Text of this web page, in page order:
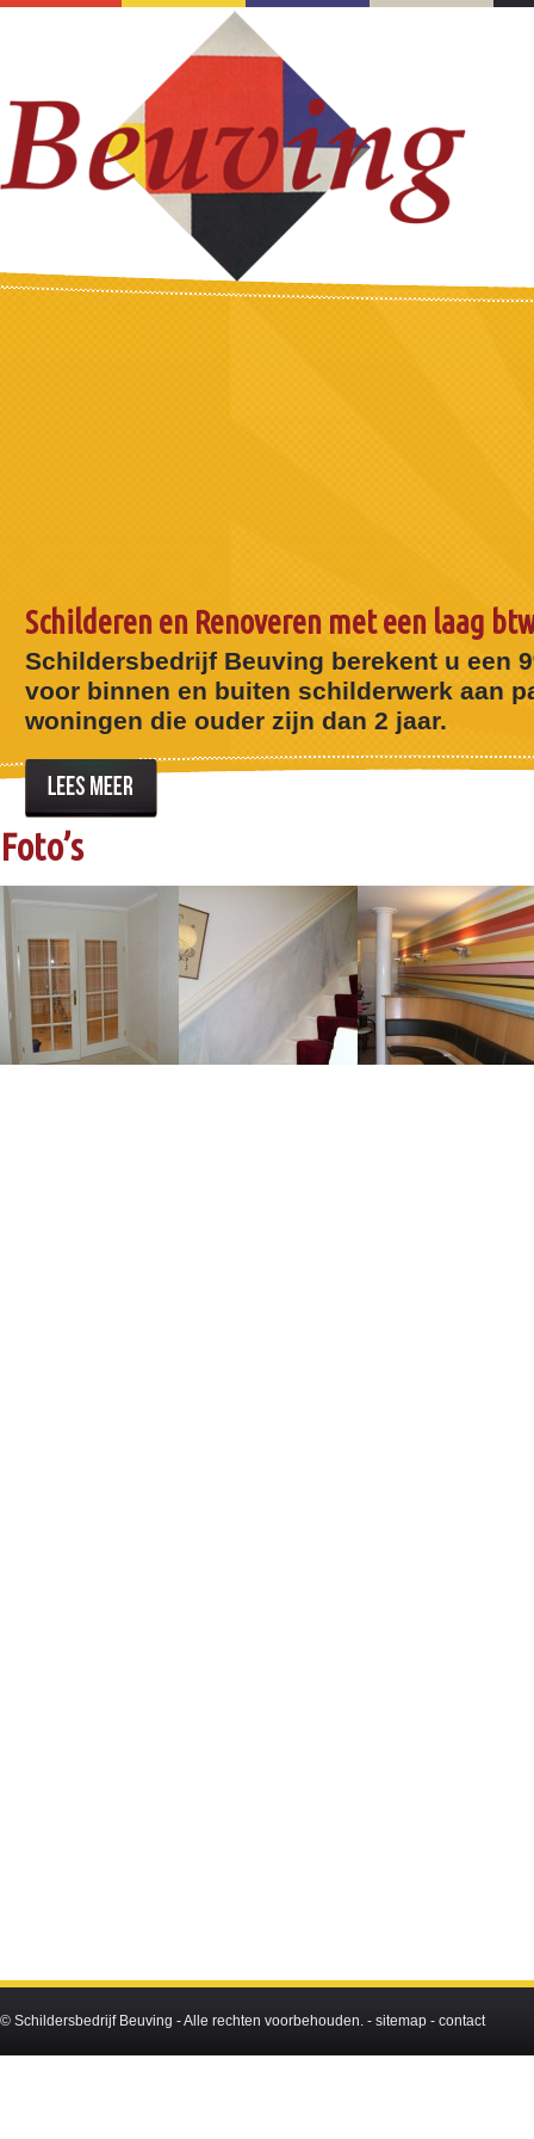
Schilderen en Renoveren met een laag
Schildersbedrijf Beuving berekent u een
voor binnen en buiten schilderwerk aan
woningen die ouder zijn dan 2 jaar.
Foto’s
© Schildersbedrijf Beuving - Alle rechten voorbehouden. - sitemap - contact